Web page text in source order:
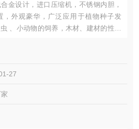
金设计，进口压缩机，不锈钢内胆，
，外观豪华，广泛应用于植物种子发
、小动物的饲养，木材、建材的性能
27